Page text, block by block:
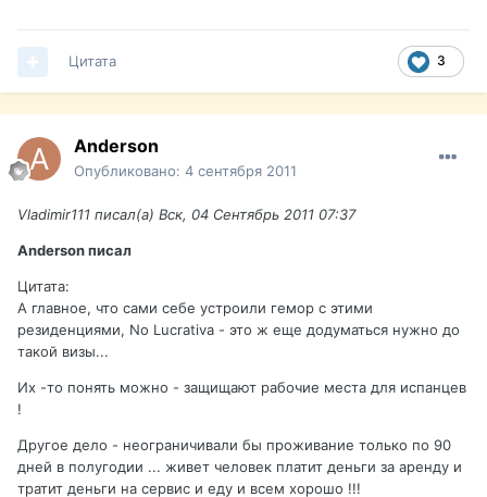
3
Цитата
Anderson
Опубликовано: 4 сентября 2011
Vladimir111 писал(а) Вск, 04 Сентябрь 2011 07:37
Anderson писал
Цитата:
А главное, что сами себе устроили гемор с этими
резиденциями, No Lucrativa - это ж еще додуматься нужно до
такой визы...
Их -то понять можно - защищают рабочие места для испанцев
!
Другое дело - неограничивали бы проживание только по 90
дней в полугодии ... живет человек платит деньги за аренду и
тратит деньги на сервис и еду и всем хорошо !!!